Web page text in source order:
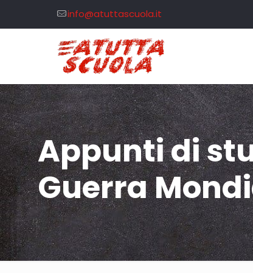
info@atuttascuola.it
Appunti di
Guerra